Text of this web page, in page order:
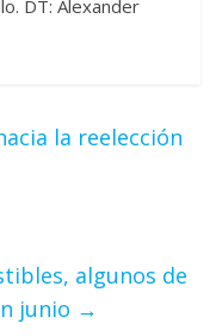
DT: Alexander
la reelección
algunos de
junio →